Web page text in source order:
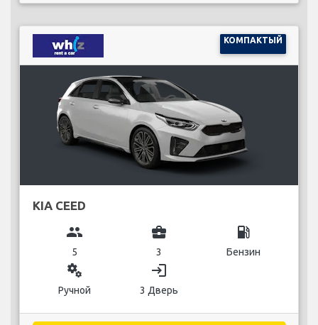
КОМПАКТЫЙ
KIA CEED
group
5
business_center
3
local_gas_station
Бензин
miscellaneous_services
Ручной
login
3 Дверь